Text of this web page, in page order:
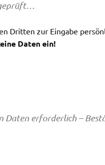
Dritten zur Eingabe
Daten ein!
erforderlich –